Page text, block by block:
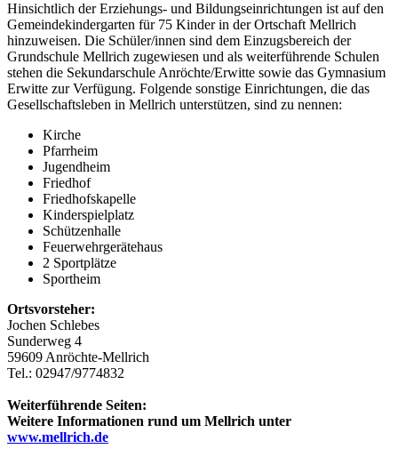
Hinsichtlich der Erziehungs- und Bildungseinrichtungen ist auf den
Gemeindekindergarten für 75 Kinder in der Ortschaft Mellrich
hinzuweisen. Die Schüler/innen sind dem Einzugsbereich der
Grundschule Mellrich zugewiesen und als weiterführende Schulen
stehen die Sekundarschule Anröchte/Erwitte sowie das Gymnasium
Erwitte zur Verfügung. Folgende sonstige Einrichtungen, die das
Gesellschaftsleben in Mellrich unterstützen, sind zu nennen:
Kirche
Pfarrheim
Jugendheim
Friedhof
Friedhofskapelle
Kinderspielplatz
Schützenhalle
Feuerwehrgerätehaus
2 Sportplätze
Sportheim
Ortsvorsteher:
Jochen Schlebes
Sunderweg 4
59609 Anröchte-Mellrich
Tel.: 02947/9774832
Weiterführende Seiten:
Weitere Informationen rund um Mellrich unter
www.mellrich.de